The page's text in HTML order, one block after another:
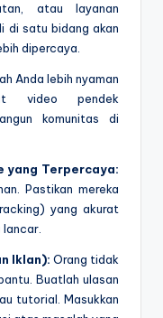
atau layanan
di satu bidang akan
dipercaya.
Anda lebih nyaman
video pendek
komunitas di
yang Terpercaya:
Pastikan mereka
yang akurat
lancar.
Iklan): Orang tidak
Buatlah ulasan
tutorial. Masukkan